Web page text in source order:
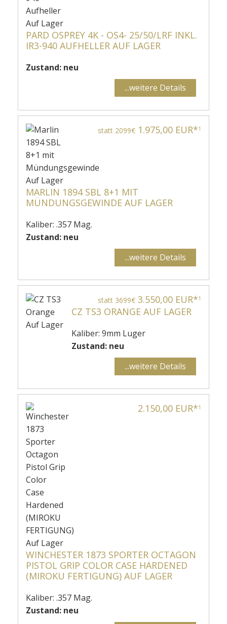
PARD OSPREY 4K - OS4- 25/50/LRF INKL.
IR3-940 AUFHELLER AUF LAGER
Zustand: neu
...weitere Details
statt 2099€ 1.975,00 EUR*1
MARLIN 1894 SBL 8+1 MIT
MÜNDUNGSGEWINDE AUF LAGER
Kaliber: .357 Mag.
Zustand: neu
...weitere Details
statt 3699€ 3.550,00 EUR*1
CZ TS3 ORANGE AUF LAGER
Kaliber: 9mm Luger
Zustand: neu
...weitere Details
2.150,00 EUR*1
WINCHESTER 1873 SPORTER OCTAGON
PISTOL GRIP COLOR CASE HARDENED
(MIROKU FERTIGUNG) AUF LAGER
Kaliber: .357 Mag.
Zustand: neu